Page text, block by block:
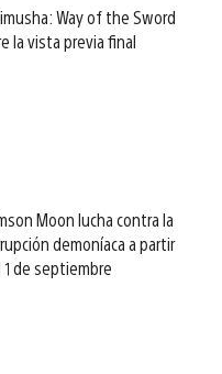
Way of the Sword
la vista previa final
Moon lucha contra la
demoníaca a partir
1 de septiembre